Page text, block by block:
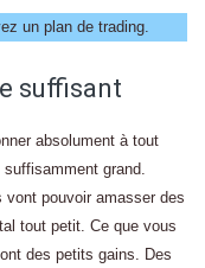
un plan de trading.
suffisant
absolument à tout
suffisamment grand.
vont pouvoir amasser des
tout petit. Ce que vous
des petits gains. Des